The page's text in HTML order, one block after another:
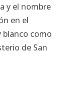
y el nombre
en el
como
de San